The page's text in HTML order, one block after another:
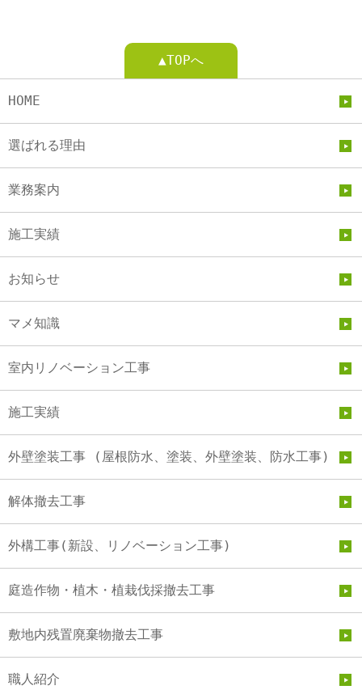
▲TOPへ
HOME
選ばれる理由
業務案内
施工実績
お知らせ
マメ知識
室内リノベーション工事
施工実績
外壁塗装工事 (屋根防水、塗装、外壁塗装、防水工事)
解体撤去工事
外構工事(新設、リノベーション工事)
庭造作物・植木・植栽伐採撤去工事
敷地内残置廃棄物撤去工事
職人紹介